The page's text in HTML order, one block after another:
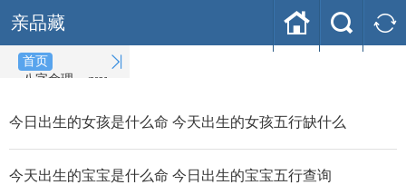
亲品藏   
首页
八字命理
(2026-08-07)

今日出生的女孩是什么命 今天出生的女孩五行缺什么
今天出生的宝宝是什么命 今日出生的宝宝五行查询